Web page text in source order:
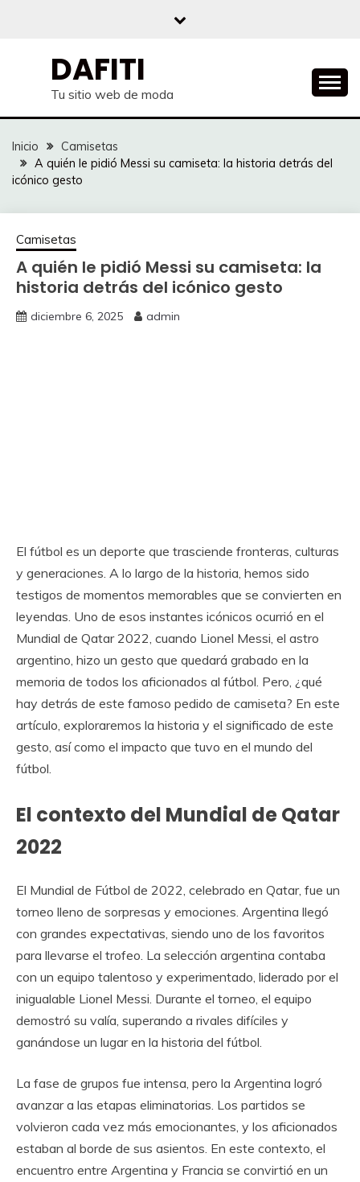
DAFITI
Tu sitio web de moda
Inicio
Camisetas
A quién le pidió Messi su camiseta: la historia detrás del
icónico gesto
Camisetas
A quién le pidió Messi su camiseta: la
historia detrás del icónico gesto
diciembre 6, 2025 admin
El fútbol es un deporte que trasciende fronteras, culturas
y generaciones. A lo largo de la historia, hemos sido
testigos de momentos memorables que se convierten en
leyendas. Uno de esos instantes icónicos ocurrió en el
Mundial de Qatar 2022, cuando Lionel Messi, el astro
argentino, hizo un gesto que quedará grabado en la
memoria de todos los aficionados al fútbol. Pero, ¿qué
hay detrás de este famoso pedido de camiseta? En este
artículo, exploraremos la historia y el significado de este
gesto, así como el impacto que tuvo en el mundo del
fútbol.
El contexto del Mundial de Qatar
2022
El Mundial de Fútbol de 2022, celebrado en Qatar, fue un
torneo lleno de sorpresas y emociones. Argentina llegó
con grandes expectativas, siendo uno de los favoritos
para llevarse el trofeo. La selección argentina contaba
con un equipo talentoso y experimentado, liderado por el
inigualable Lionel Messi. Durante el torneo, el equipo
demostró su valía, superando a rivales difíciles y
ganándose un lugar en la historia del fútbol.
La fase de grupos fue intensa, pero la Argentina logró
avanzar a las etapas eliminatorias. Los partidos se
volvieron cada vez más emocionantes, y los aficionados
estaban al borde de sus asientos. En este contexto, el
encuentro entre Argentina y Francia se convirtió en un